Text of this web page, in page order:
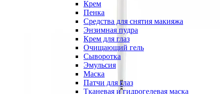
Крем
Пенка
Средства для снятия макияжа
Энзимная пудра
Крем для глаз
Очищающий гель
Сыворотка
Эмульсия
Маска
Патчи для глаз
Тканевая и гидрогелевая маска